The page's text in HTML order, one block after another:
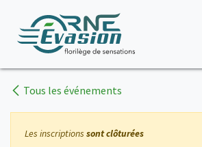
Tous les événements
Les inscriptions sont clôturées